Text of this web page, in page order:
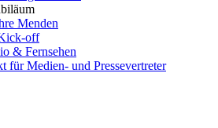
Menden
off
& Fernsehen
für Medien- und Pressevertreter